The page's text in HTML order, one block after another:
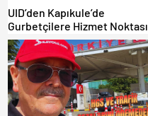
UID’den Kapıkule’de
Gurbetçilere Hizmet Noktası